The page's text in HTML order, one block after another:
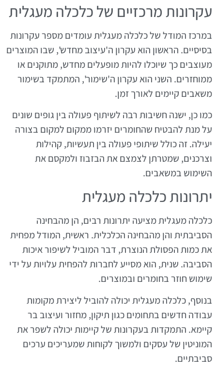
עקרונות מרכזיים של כלכלה מעגלית
במרכז המודל של כלכלה מעגלית עומדים מספר עקרונות
בסיסיים. הראשון הוא עקרון ה'עיצוב מחדש', שבו המוצרים
מעוצבים כך שיוכלו להיות מופעלים מחדש, מתוקנים או
ממוחזרים. השני הוא עקרון ה'שימור', המתמקד בשימור
משאבים קיימים לאורך זמן.
כמו כן, ישנה חשיבות רבה לשיתוף פעולה בין גופים שונים
על מנת להבטיח שהחומרים יזרמו ממקום למקום בצורה
יעילה. זה כולל שיתופי פעולה בין תעשיות, קהילות
וצרכנים, שמטרתן לצמצם את הבזבוז ולמקסם את
השימוש במשאבים.
יתרונות כלכלה מעגלית
כלכלה מעגלית מציעה יתרונות רבים, הן מהבחינה
הסביבתית והן מהבחינה הכלכלית. ראשית, המודל מפחית
את כמות הפסולת הנוצרת, דבר המוביל לשיפור איכות
הסביבה. שנית, הוא מסייע לחברות להפחית עלויות על ידי
שימוש חוזר בחומרים ובמוצרים.
בנוסף, כלכלה מעגלית יכולה להוביל ליצירת מקומות
עבודה חדשים בתחומים כגון תיקון, מחזור ועיצוב בר
קיימא. התמקדות בעקרונות של קיימות יכולה לשפר את
המוניטין של עסקים ולמשוך לקוחות שמעריכים ערכים
סביבתיים.